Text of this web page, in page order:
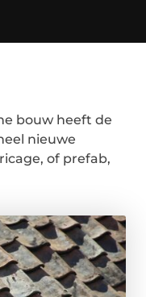
bouw heeft de
nieuwe
of prefab,